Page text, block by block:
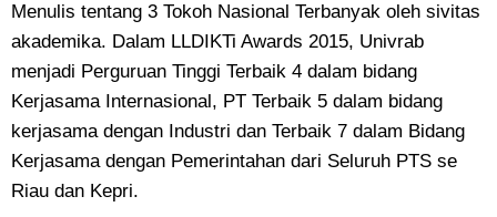
Menulis tentang 3 Tokoh Nasional Terbanyak oleh sivitas
akademika. Dalam LLDIKTi Awards 2015, Univrab
menjadi Perguruan Tinggi Terbaik 4 dalam bidang
Kerjasama Internasional, PT Terbaik 5 dalam bidang
kerjasama dengan Industri dan Terbaik 7 dalam Bidang
Kerjasama dengan Pemerintahan dari Seluruh PTS se
Riau dan Kepri.